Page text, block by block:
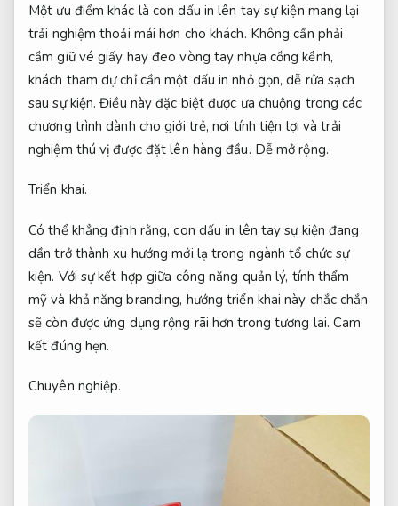
Một ưu điểm khác là con dấu in lên tay sự kiện mang lại
trải nghiệm thoải mái hơn cho khách. Không cần phải
cầm giữ vé giấy hay đeo vòng tay nhựa cồng kềnh,
khách tham dự chỉ cần một dấu in nhỏ gọn, dễ rửa sạch
sau sự kiện. Điều này đặc biệt được ưa chuộng trong các
chương trình dành cho giới trẻ, nơi tính tiện lợi và trải
nghiệm thú vị được đặt lên hàng đầu. Dễ mở rộng.
Triển khai.
Có thể khẳng định rằng, con dấu in lên tay sự kiện đang
dần trở thành xu hướng mới lạ trong ngành tổ chức sự
kiện. Với sự kết hợp giữa công năng quản lý, tính thẩm
mỹ và khả năng branding, hướng triển khai này chắc chắn
sẽ còn được ứng dụng rộng rãi hơn trong tương lai.Cam
kết đúng hẹn.
Chuyên nghiệp.